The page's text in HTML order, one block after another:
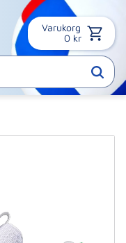
Varukorg
0 kr